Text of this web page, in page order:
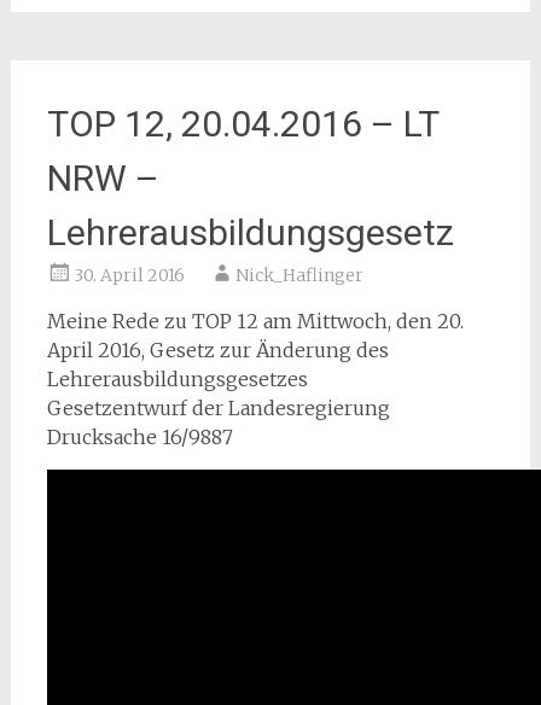
TOP 12, 20.04.2016 – LT
NRW –
Lehrerausbildungsgesetz
30. April 2016 Nick_Haflinger
Meine Rede zu TOP 12 am Mittwoch, den 20.
April 2016, Gesetz zur Änderung des
Lehrerausbildungsgesetzes
Gesetzentwurf der Landesregierung
Drucksache 16/9887